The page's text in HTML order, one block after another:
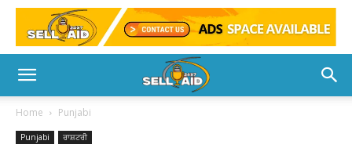
Home Punjabi
Punjabi ਰਾਸ਼ਟਰੀ